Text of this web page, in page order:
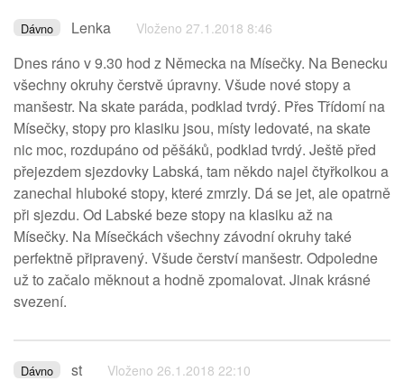
Dávno Lenka Vloženo 27.1.2018 8:46
Dnes ráno v 9.30 hod z Německa na Mísečky. Na Benecku
všechny okruhy čerstvě úpravny. Všude nové stopy a
manšestr. Na skate paráda, podklad tvrdý. Přes Třídomí na
Mísečky, stopy pro klasiku jsou, místy ledovaté, na skate
nic moc, rozdupáno od pěšáků, podklad tvrdý. Ještě před
přejezdem sjezdovky Labská, tam někdo najel čtyřkolkou a
zanechal hluboké stopy, které zmrzly. Dá se jet, ale opatrně
při sjezdu. Od Labské beze stopy na klasiku až na
Mísečky. Na Mísečkách všechny závodní okruhy také
perfektně připravený. Všude čerství manšestr. Odpoledne
už to začalo měknout a hodně zpomalovat. Jinak krásné
svezení.
Dávno st Vloženo 26.1.2018 22:10